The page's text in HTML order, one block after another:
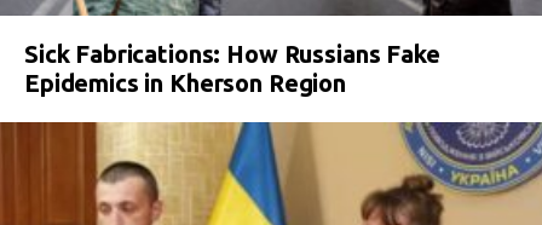
Sick Fabrications: How Russians Fake
Epidemics in Kherson Region